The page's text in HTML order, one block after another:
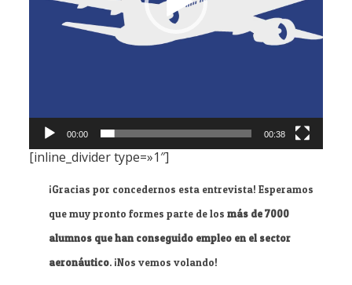
00:00 00:38
[inline_divider type=»1″]
¡Gracias por concedernos esta entrevista! Esperamos
que muy pronto formes parte de los más de 7000
alumnos que han conseguido empleo en el sector
aeronáutico. ¡Nos vemos volando!